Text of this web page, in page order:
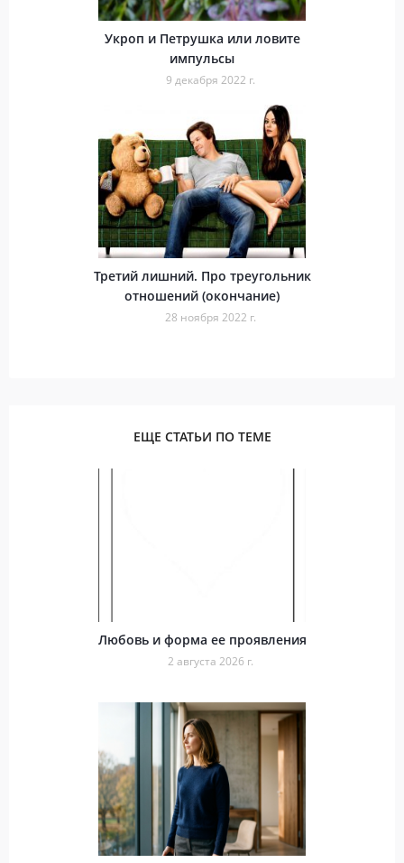
Укроп и Петрушка или ловите
импульсы
9 декабря 2022 г.
Третий лишний. Про треугольник
отношений (окончание)
28 ноября 2022 г.
ЕЩЕ СТАТЬИ ПО ТЕМЕ
Любовь и форма ее проявления
2 августа 2026 г.